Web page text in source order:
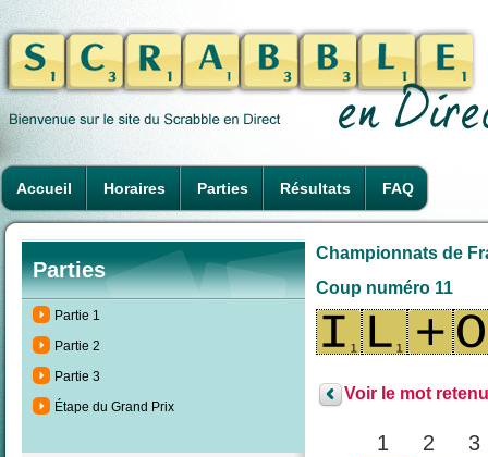
Accueil Horaires Parties Résultats FAQ
Parties
Partie 1
Partie 2
Partie 3
Étape du Grand Prix
Championnats de
Coup numéro 11
Voir le mot
1 2
3